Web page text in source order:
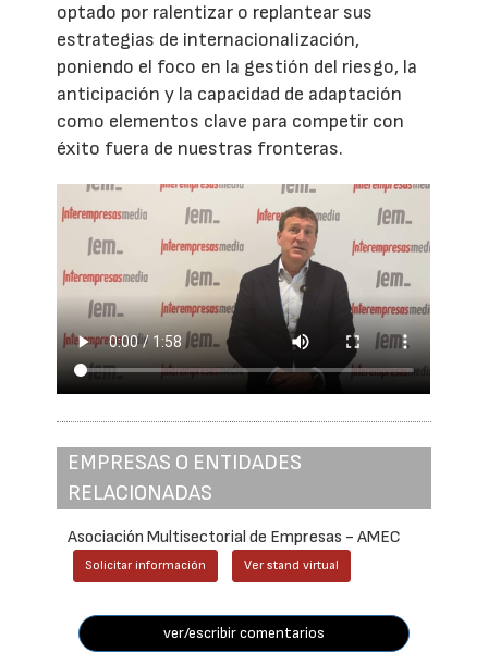
optado por ralentizar o replantear sus
estrategias de internacionalización,
poniendo el foco en la gestión del riesgo, la
anticipación y la capacidad de adaptación
como elementos clave para competir con
éxito fuera de nuestras fronteras.
EMPRESAS O ENTIDADES
RELACIONADAS
Asociación Multisectorial de Empresas - AMEC
Solicitar información Ver stand virtual
ver/escribir comentarios